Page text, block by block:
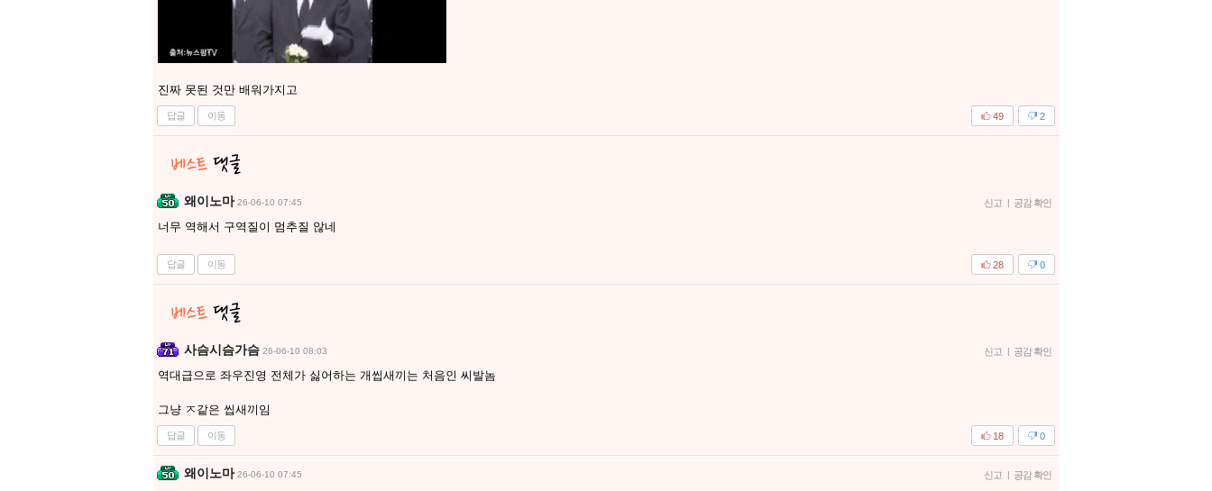
진짜 못된 것만 배워가지고
답글 이동 2
49
왜이노마 26-06-10 07:45 신고 | 공감 확인
너무 역해서 구역질이 멈추질 않네
답글 이동 0
28
사슴시슴가슴 26-06-10 08:03 신고 | 공감 확인
역대급으로 좌우진영 전체가 싫어하는 개씹새끼는 처음인 씨발놈
그냥 ㅈ같은 씹새끼임
답글 이동 0
18
왜이노마 26-06-10 07:45 신고 | 공감 확인